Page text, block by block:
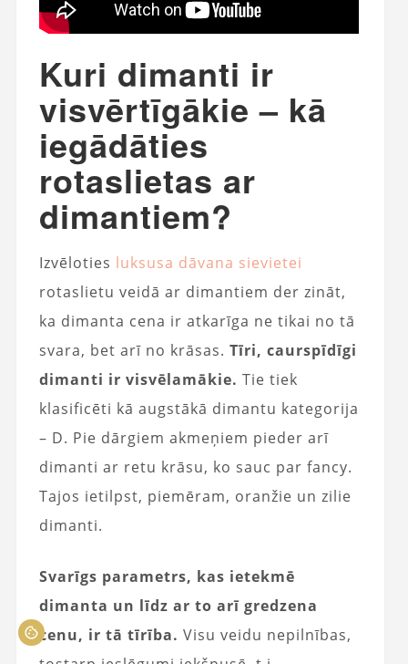
Kuri dimanti ir
visvērtīgākie – kā
iegādāties
rotaslietas ar
dimantiem?
Izvēloties luksusa dāvana sievietei
rotaslietu veidā ar dimantiem der zināt,
ka dimanta cena ir atkarīga ne tikai no tā
svara, bet arī no krāsas. Tīri, caurspīdīgi
dimanti ir visvēlamākie. Tie tiek
klasificēti kā augstākā dimantu kategorija
– D. Pie dārgiem akmeņiem pieder arī
dimanti ar retu krāsu, ko sauc par fancy.
Tajos ietilpst, piemēram, oranžie un zilie
dimanti.
Svarīgs parametrs, kas ietekmē
dimanta un līdz ar to arī gredzena
cenu, ir tā tīrība. Visu veidu nepilnības,